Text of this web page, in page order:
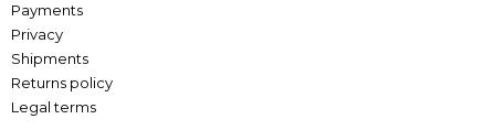
Payments
Privacy
Shipments
Returns policy
Legal terms